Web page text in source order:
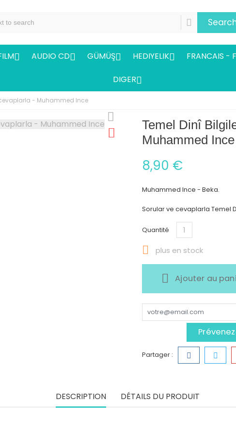
 AUDIO CD GÜMÜŞ HEDIYELIK FRANCAIS -
DIGER
- Muhammed Ince
Temel Dinî
Muhammed Ince
8,90 €
Muhammed Ince - Beka.
Sorular ve cevaplarla Temel
Quantité
 plus en stock
Ajouter au
Partager :
DESCRIPTION DÉTAILS DU PRODUIT